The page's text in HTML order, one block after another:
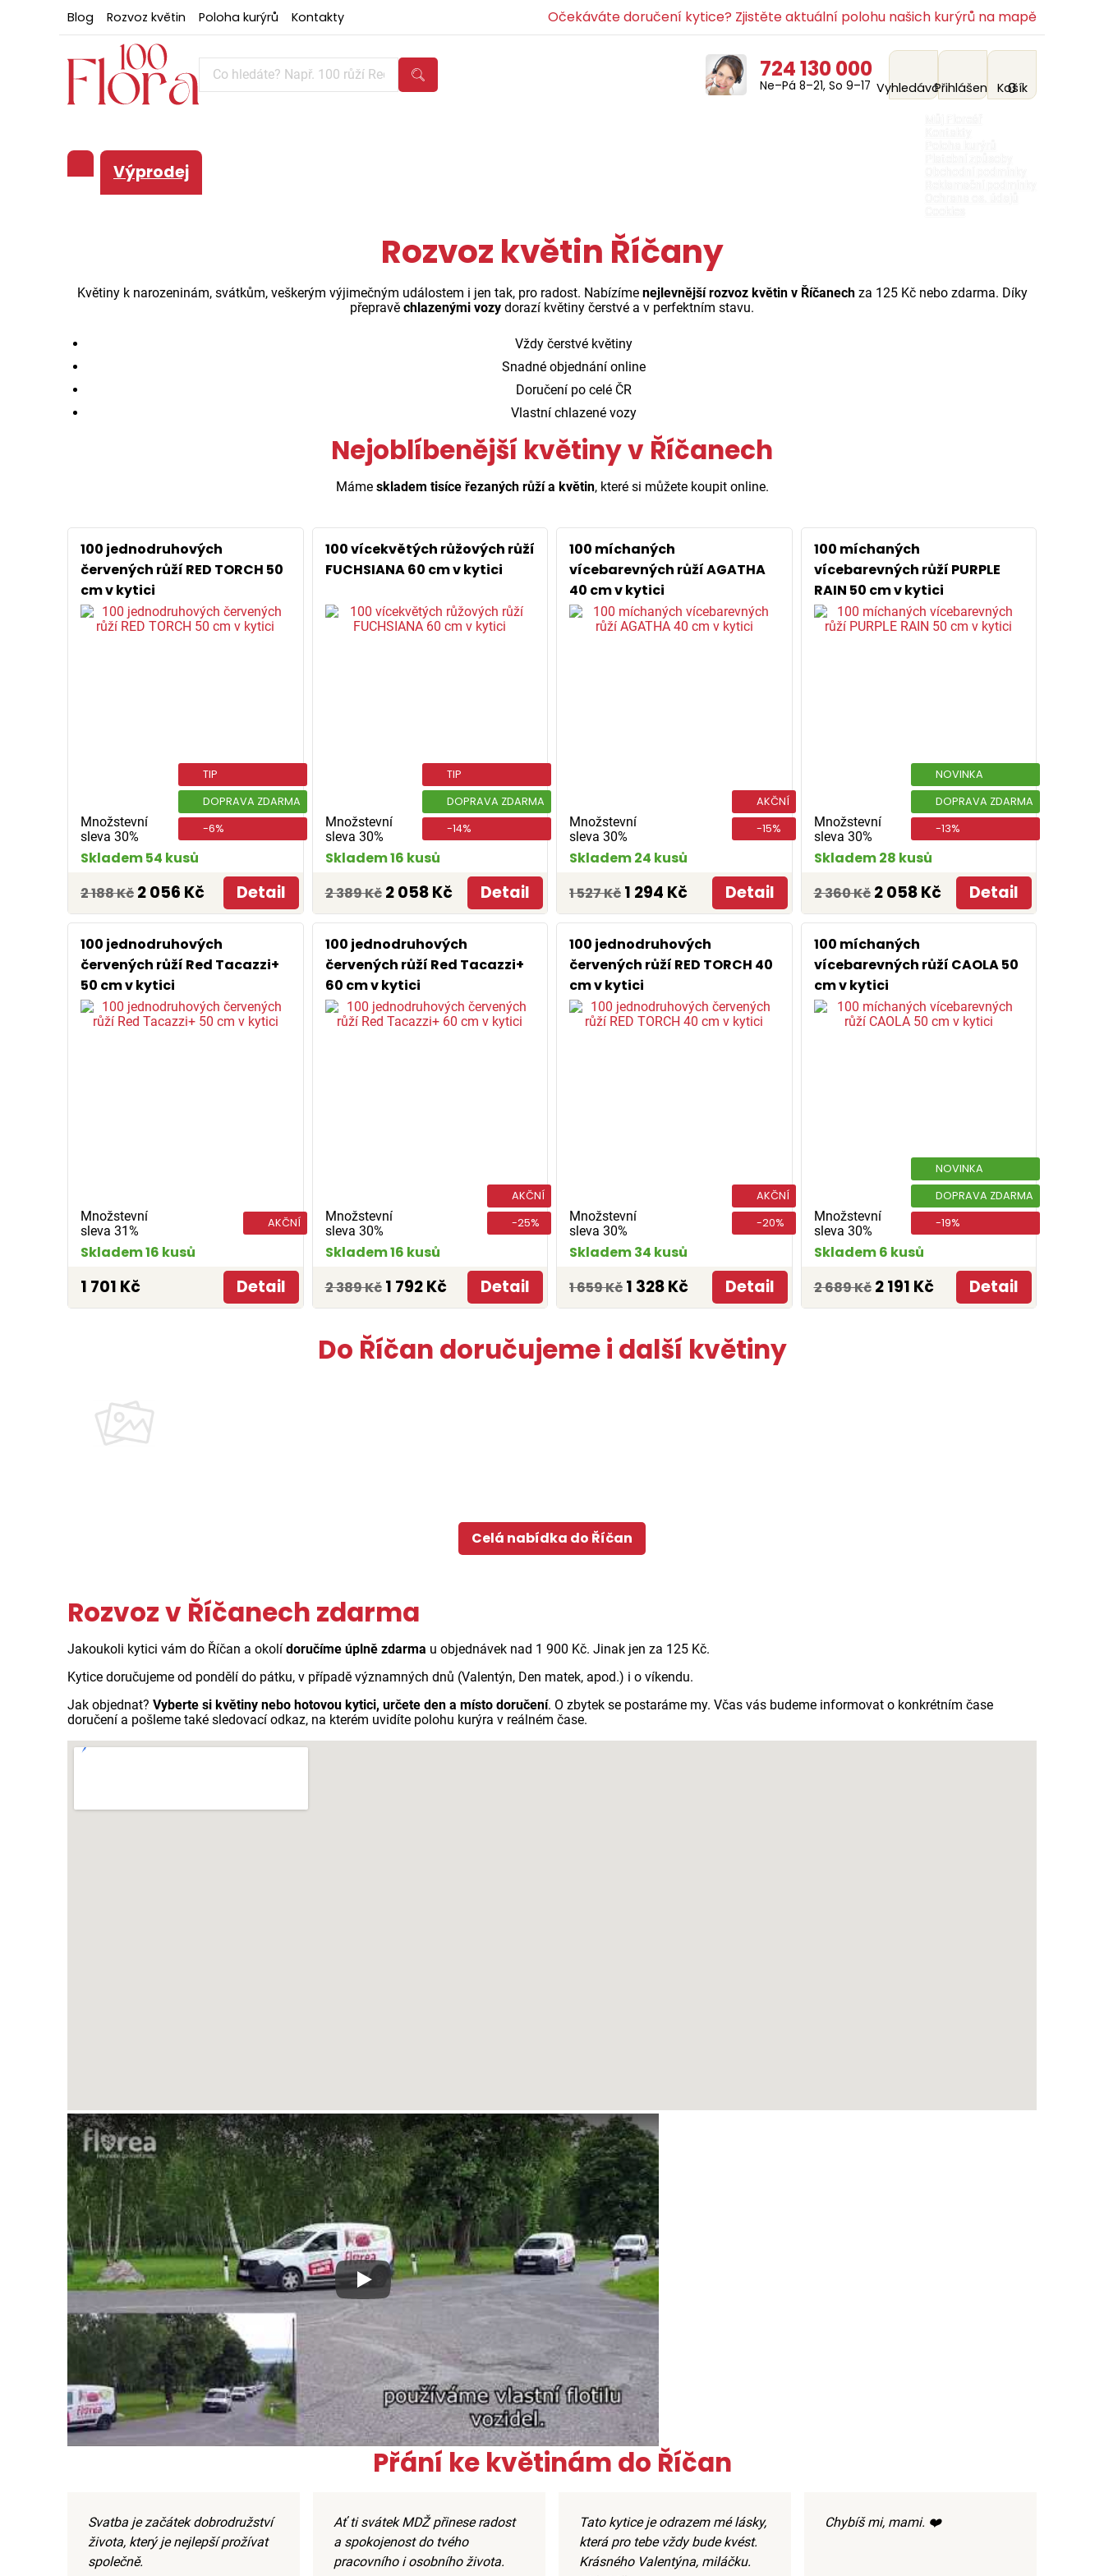
Blog Rozvoz květin Poloha kurýrů Kontakty Očekáváte doručení kytice? Zjistěte aktuální polohu našich kurýrů na mapě
724 130 000
Ne–Pá 8–21, So 9–17 VyhledáváníPřihlášení 0
Košík
Výprodej
Rozvoz květin Říčany
Květiny k narozeninám, svátkům, veškerým výjimečným událostem i jen tak, pro radost. Nabízíme nejlevnější rozvoz květin v Říčanechza 125 Kč nebo zdarma. Díky
přepravě chlazenými vozy dorazí květiny čerstvé a v perfektním stavu.
Vždy čerstvé květiny
Snadné objednání online
Doručení po celé ČR
Vlastní chlazené vozy
Nejoblíbenější květiny v Říčanech
Máme skladem tisíce řezaných růží a květin, které si můžete koupit online.
100 jednodruhových
červených růží RED TORCH 50
cm v kytici
Množstevní
sleva 30%
TIP
DOPRAVA ZDARMA
-6%
Skladem 54 kusů
2 188 Kč 2 056 Kč Detail
100 vícekvětých růžových růží
FUCHSIANA 60 cm v kytici
Množstevní
sleva 30%
TIP
DOPRAVA ZDARMA
-14%
Skladem 16 kusů
2 389 Kč 2 058 Kč Detail
100 míchaných
vícebarevných růží AGATHA
40 cm v kytici
Množstevní
sleva 30%
AKČNÍ
-15%
Skladem 24 kusů
1 527 Kč 1 294 Kč Detail
100 míchaných
vícebarevných růží PURPLE
RAIN 50 cm v kytici
Množstevní
sleva 30%
NOVINKA
DOPRAVA ZDARMA
-13%
Skladem 28 kusů
2 360 Kč 2 058 Kč Detail
100 jednodruhových
červených růží Red Tacazzi+
50 cm v kytici
Množstevní
sleva 31%
AKČNÍ
Skladem 16 kusů
1 701 Kč Detail
100 jednodruhových
červených růží Red Tacazzi+
60 cm v kytici
Množstevní
sleva 30%
AKČNÍ
-25%
Skladem 16 kusů
2 389 Kč 1 792 Kč Detail
100 jednodruhových
červených růží RED TORCH 40
cm v kytici
Množstevní
sleva 30%
AKČNÍ
-20%
Skladem 34 kusů
1 659 Kč 1 328 Kč Detail
100 míchaných
vícebarevných růží CAOLA 50
cm v kytici
Množstevní
sleva 30%
NOVINKA
DOPRAVA ZDARMA
-19%
Skladem 6 kusů
2 689 Kč 2 191 Kč Detail
Do Říčan doručujeme i další květiny
Celá nabídka do Říčan
Rozvoz v Říčanech zdarma
Jakoukoli kytici vám do Říčan a okolí doručíme úplně zdarma u objednávek nad 1 900 Kč. Jinak jen za 125 Kč.
Kytice doručujeme od pondělí do pátku, v případě významných dnů (Valentýn, Den matek, apod.) i o víkendu.
Jak objednat? Vyberte si květiny nebo hotovou kytici, určete den a místo doručení. O zbytek se postaráme my. Včas vás budeme informovat o konkrétním čase
doručení a pošleme také sledovací odkaz, na kterém uvidíte polohu kurýra v reálném čase.
Xxx
Přání ke květinám do Říčan
Svatba je začátek dobrodružství
života, který je nejlepší prožívat
společně.
Ať ti svátek MDŽ přinese radost
a spokojenost do tvého
pracovního i osobního života.
Tato kytice je odrazem mé lásky,
která pro tebe vždy bude kvést.
Krásného Valentýna, miláčku.
Chybíš mi, mami. ❤️